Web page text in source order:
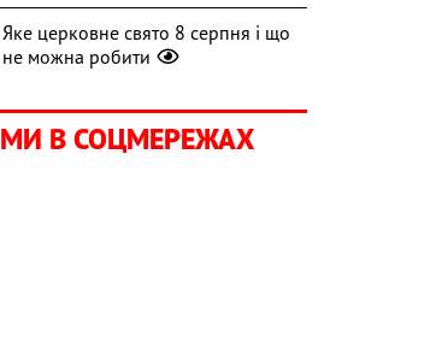
Яке церковне свято 8 серпня і що
не можна робити
МИ В СОЦМЕРЕЖАХ